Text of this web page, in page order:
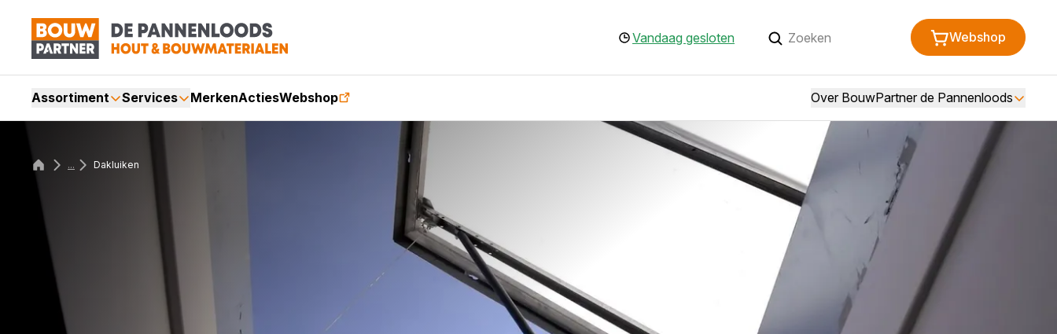
Vandaag gesloten Webshop
Assortiment Services MerkenActiesWebshop Over BouwPartner de Pannenloods
... Dakluiken